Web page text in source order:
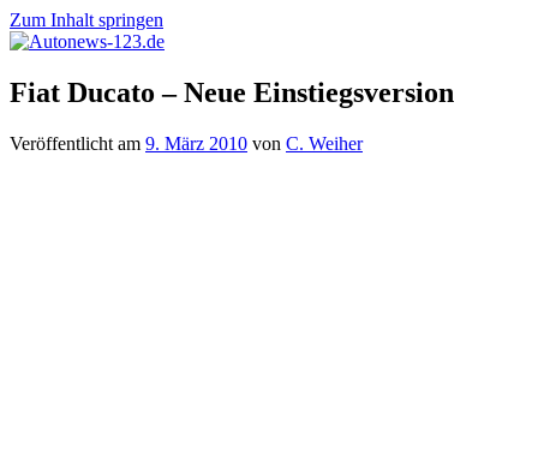
Zum Inhalt springen
Autonews-
123.de
Autonews
mit
Fiat Ducato – Neue Einstiegsversion
Veröffentlicht am 9. März 2010 von C. Weiher